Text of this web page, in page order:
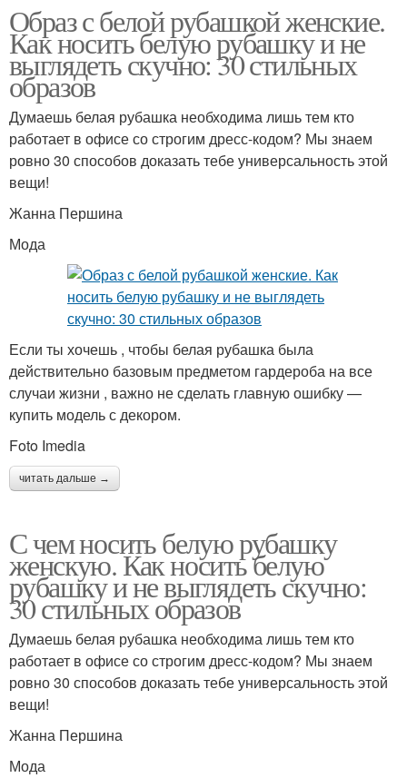
Образ с белой рубашкой женские.
Как носить белую рубашку и не
выглядеть скучно: 30 стильных
образов
Думаешь белая рубашка необходима лишь тем кто
работает в офисе со строгим дресс-кодом? Мы знаем
ровно 30 способов доказать тебе универсальность этой
вещи!
Жанна Першина
Мода
Если ты хочешь , чтобы белая рубашка была
действительно базовым предметом гардероба на все
случаи жизни , важно не сделать главную ошибку —
купить модель с декором.
Foto Imedia
читать дальше →
С чем носить белую рубашку
женскую. Как носить белую
рубашку и не выглядеть скучно:
30 стильных образов
Думаешь белая рубашка необходима лишь тем кто
работает в офисе со строгим дресс-кодом? Мы знаем
ровно 30 способов доказать тебе универсальность этой
вещи!
Жанна Першина
Мода